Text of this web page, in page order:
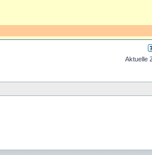
Aktuelle